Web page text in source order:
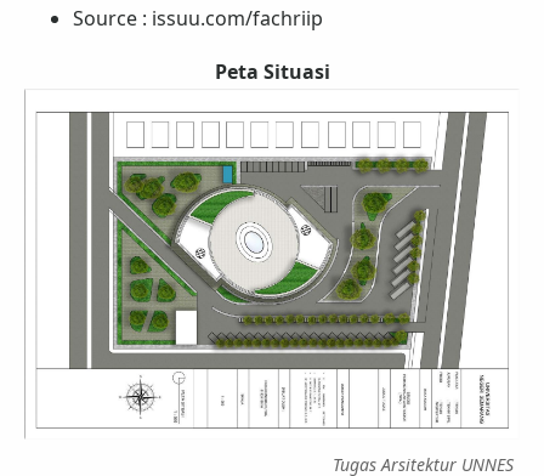
Source : issuu.com/fachriip
Peta Situasi
Tugas Arsitektur UNNES